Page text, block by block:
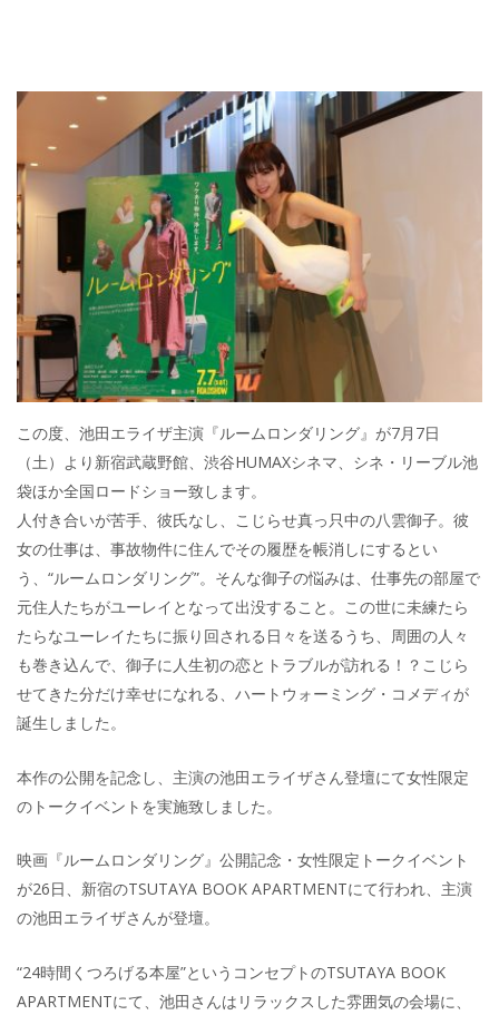
この度、池田エライザ主演『ルームロンダリング』が7月7日
（土）より新宿武蔵野館、渋谷HUMAXシネマ、シネ・リーブル池
袋ほか全国ロードショー致します。
人付き合いが苦手、彼氏なし、こじらせ真っ只中の八雲御子。彼
女の仕事は、事故物件に住んでその履歴を帳消しにするとい
う、“ルームロンダリング”。そんな御子の悩みは、仕事先の部屋で
元住人たちがユーレイとなって出没すること。この世に未練たら
たらなユーレイたちに振り回される日々を送るうち、周囲の人々
も巻き込んで、御子に人生初の恋とトラブルが訪れる！？こじら
せてきた分だけ幸せになれる、ハートウォーミング・コメディが
誕生しました。
本作の公開を記念し、主演の池田エライザさん登壇にて女性限定
のトークイベントを実施致しました。
映画『ルームロンダリング』公開記念・女性限定トークイベント
が26日、新宿のTSUTAYA BOOK APARTMENTにて行われ、主演
の池田エライザさんが登壇。
“24時間くつろげる本屋”というコンセプトのTSUTAYA BOOK
APARTMENTにて、池田さんはリラックスした雰囲気の会場に、